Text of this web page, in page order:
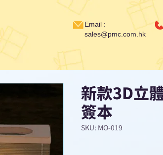
Email :
sales@pmc.com.hk
新款3D立
簽本
SKU: MO-019